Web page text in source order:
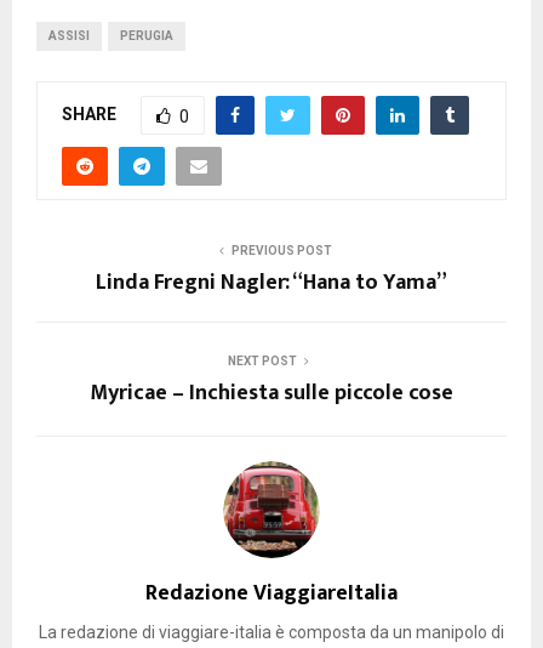
ASSISI PERUGIA
SHARE 0
PREVIOUS POST
Linda Fregni Nagler: “Hana to Yama”
NEXT POST
Myricae – Inchiesta sulle piccole cose
Redazione ViaggiareItalia
La redazione di viaggiare-italia è composta da un manipolo di